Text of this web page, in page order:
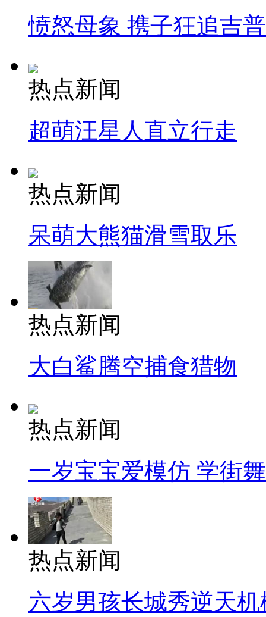
愤怒母象 携子狂追吉
热点新闻
超萌汪星人直立行走
热点新闻
呆萌大熊猫滑雪取乐
热点新闻
大白鲨腾空捕食猎物
热点新闻
一岁宝宝爱模仿 学街
热点新闻
六岁男孩长城秀逆天机